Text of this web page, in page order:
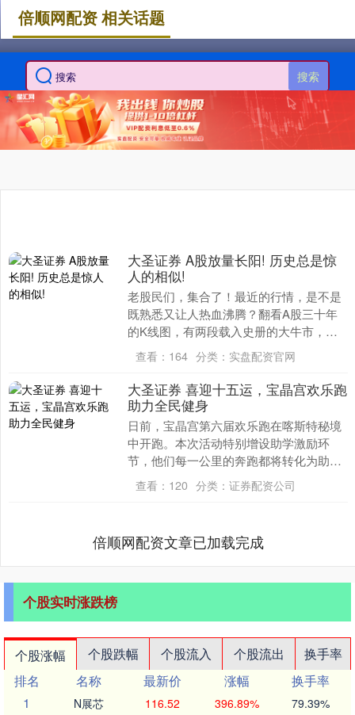
搜索
倍顺网配资 相关话题
大圣证券 A股放量长阳! 历史总是惊
人的相似!
老股民们，集合了！最近的行情，是不是
既熟悉又让人热血沸腾？翻看A股三十年
的K线图，有两段载入史册的大牛市，竟
与当下如出一辙。读懂它们大圣证券，你
就明白：现在的4....
查看： 164 分类： 实盘配资官网
大圣证券 喜迎十五运，宝晶宫欢乐跑
助力全民健身
日前，宝晶宫第六届欢乐跑在喀斯特秘境
中开跑。本次活动特别增设助学激励环
节，他们每一公里的奔跑都将转化为助学
基金大圣证券，在运动中传递爱心的力
量，为英德“体育+文....
查看： 120 分类： 证券配资公司
倍顺网配资文章已加载完成
个股实时涨跌榜
个股涨幅 个股跌幅 个股流入 个股流出
换手率
排名
名称 最新价 涨幅
换手率
1
N展芯 116.52 396.89% 79.39%